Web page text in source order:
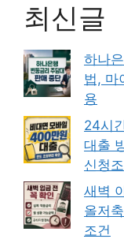
최신글
하나
법, 마
용
24시
대출
신청
새벽
올저
조건